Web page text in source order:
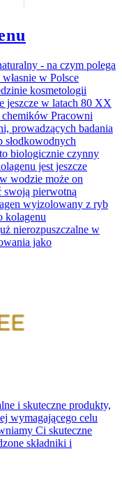
- na czym polega
w Polsce
kosmetologii
jeszcze w latach 80 XX
Pracowni
prowadzących badania
słodkowodnych
biologicznie czynny
jest jeszcze
wodzie może on
swoją pierwotną
wyizolowany z ryb
kolagenu
nierozpuszczalne w
jako
i skuteczne produkty,
wymagającego celu
Ci skuteczne
składniki i